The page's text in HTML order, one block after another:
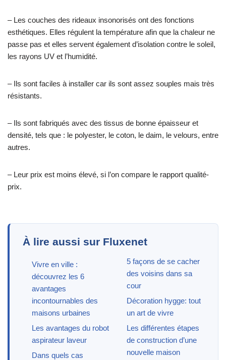
– Les couches des rideaux insonorisés ont des fonctions
esthétiques. Elles régulent la température afin que la chaleur ne
passe pas et elles servent également d’isolation contre le soleil,
les rayons UV et l’humidité.
– Ils sont faciles à installer car ils sont assez souples mais très
résistants.
– Ils sont fabriqués avec des tissus de bonne épaisseur et
densité, tels que : le polyester, le coton, le daim, le velours, entre
autres.
– Leur prix est moins élevé, si l’on compare le rapport qualité-
prix.
À lire aussi sur Fluxenet
Vivre en ville :
découvrez les 6
avantages
incontournables des
maisons urbaines
Les avantages du robot
aspirateur laveur
Dans quels cas
5 façons de se cacher
des voisins dans sa
cour
Décoration hygge: tout
un art de vivre
Les différentes étapes
de construction d’une
nouvelle maison